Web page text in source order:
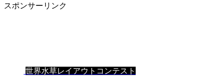
スポンサーリンク
世界水草レイアウトコンテスト